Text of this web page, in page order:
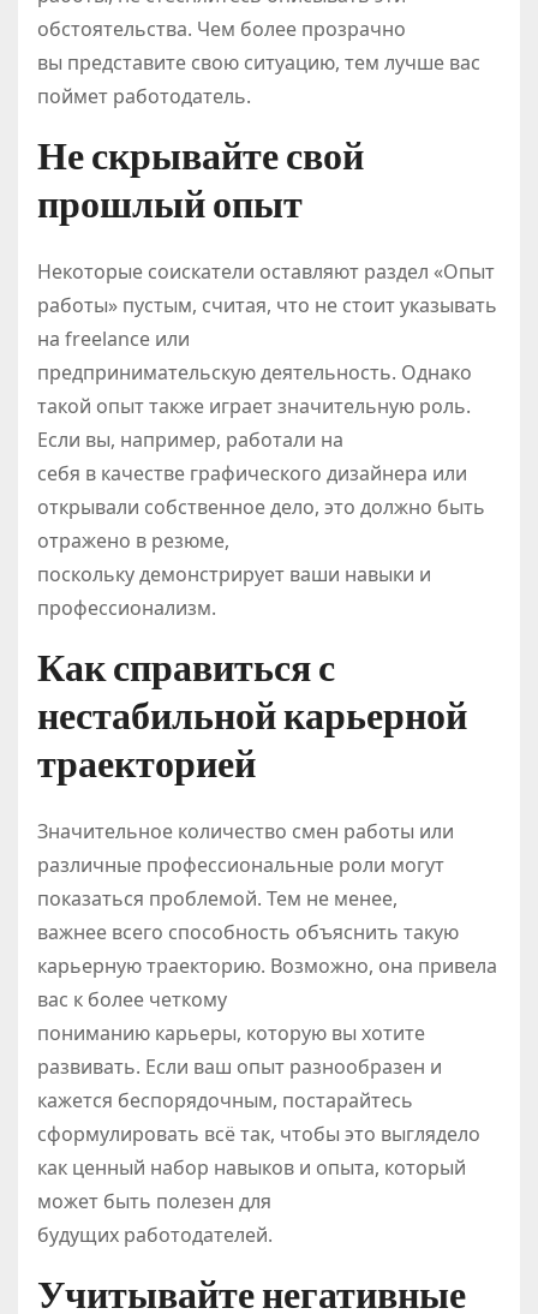
обстоятельства. Чем более прозрачно
вы представите свою ситуацию, тем лучше вас
поймет работодатель.
Не скрывайте свой
прошлый опыт
Некоторые соискатели оставляют раздел «Опыт
работы» пустым, считая, что не стоит указывать
на freelance или
предпринимательскую деятельность. Однако
такой опыт также играет значительную роль.
Если вы, например, работали на
себя в качестве графического дизайнера или
открывали собственное дело, это должно быть
отражено в резюме,
поскольку демонстрирует ваши навыки и
профессионализм.
Как справиться с
нестабильной карьерной
траекторией
Значительное количество смен работы или
различные профессиональные роли могут
показаться проблемой. Тем не менее,
важнее всего способность объяснить такую
карьерную траекторию. Возможно, она привела
вас к более четкому
пониманию карьеры, которую вы хотите
развивать. Если ваш опыт разнообразен и
кажется беспорядочным, постарайтесь
сформулировать всё так, чтобы это выглядело
как ценный набор навыков и опыта, который
может быть полезен для
будущих работодателей.
Учитывайте негативные